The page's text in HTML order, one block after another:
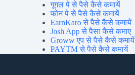
गूगल पे से पैसे कैसे कमायें
फोन पे से पैसे कैसे कमायें
EarnKaro से पैसे कैसे कमायें
Josh App से पैसा कैसे कमाए
Groww एप से पैसे कैसे कमायें
PAYTM से पैसे कैसे कमायें